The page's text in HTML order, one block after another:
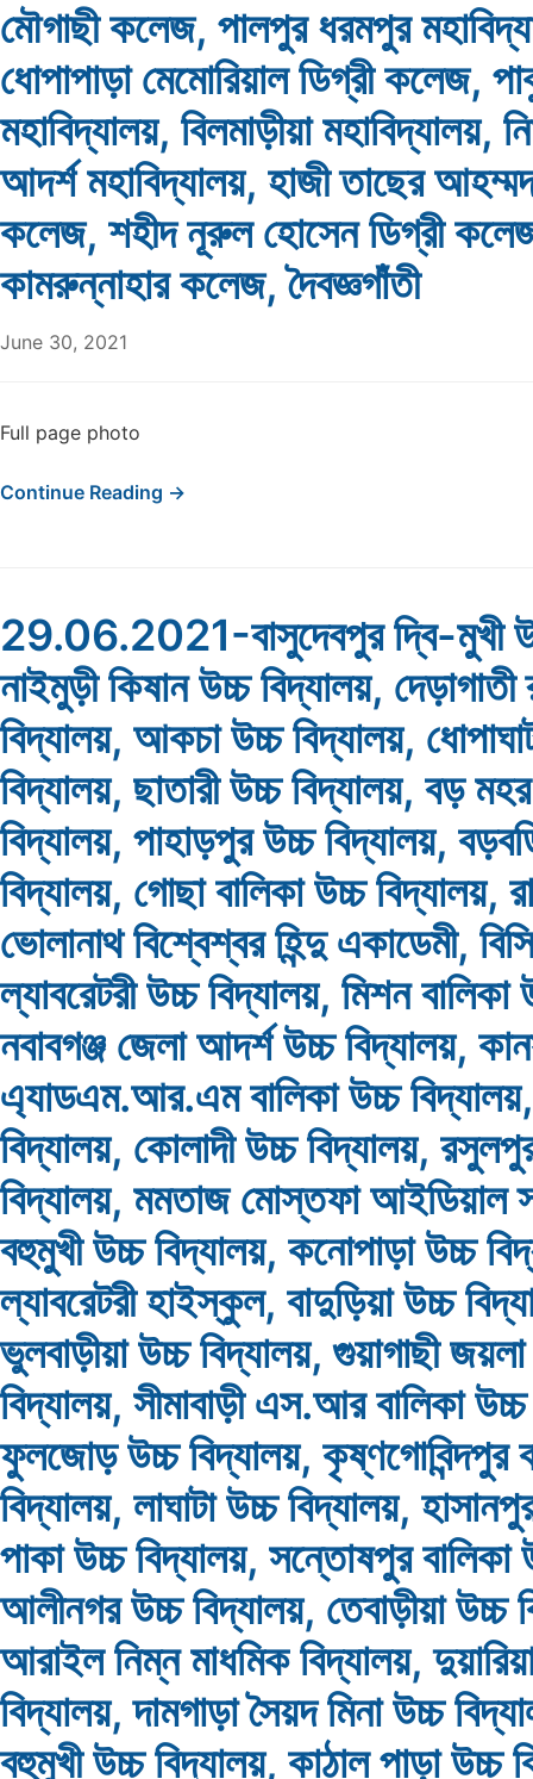
মৌগাছী কলেজ, পালপুর ধরমপুর
ধোপাপাড়া মেমোরিয়াল ডিগ্রী কলেজ,
মহাবিদ্যালয়, বিলমাড়ীয়া মহাবিদ্যালয়,
আদর্শ মহাবিদ্যালয়, হাজী তাছের
কলেজ, শহীদ নূরুল হোসেন ডিগ্রী
কামরুন্নাহার কলেজ, দৈবজ্ঞগাঁতী
June 30, 2021
Full page photo
Continue Reading →
29.06.2021-বাসুদেবপুর দ্বি-মুখী
নাইমুড়ী কিষান উচ্চ বিদ্যালয়,
বিদ্যালয়, আকচা উচ্চ বিদ্যালয়,
বিদ্যালয়, ছাতারী উচ্চ বিদ্যালয়, বড়
বিদ্যালয়, পাহাড়পুর উচ্চ বিদ্যালয়,
বিদ্যালয়, গোছা বালিকা উচ্চ বিদ্যালয়,
ভোলানাথ বিশ্বেশ্বর হিন্দু একাডেমী,
ল্যাবরেটরী উচ্চ বিদ্যালয়, মিশন বালিকা
নবাবগঞ্জ জেলা আদর্শ উচ্চ বিদ্যালয়,
এ্যাডএম.আর.এম বালিকা উচ্চ
বিদ্যালয়, কোলাদী উচ্চ বিদ্যালয়,
বিদ্যালয়, মমতাজ মোস্তফা আইডিয়াল
বহুমুখী উচ্চ বিদ্যালয়, কনোপাড়া উচ্চ
ল্যাবরেটরী হাইস্কুল, বাদুড়িয়া উচ্চ
ভুলবাড়ীয়া উচ্চ বিদ্যালয়, গুয়াগাছী
বিদ্যালয়, সীমাবাড়ী এস.আর বালিকা
ফুলজোড় উচ্চ বিদ্যালয়, কৃষ্ণগোবিন্দপুর
বিদ্যালয়, লাঘাটা উচ্চ বিদ্যালয়,
পাকা উচ্চ বিদ্যালয়, সন্তোষপুর বালিকা
আলীনগর উচ্চ বিদ্যালয়, তেবাড়ীয়া উচ্চ
আরাইল নিম্ন মাধমিক বিদ্যালয়,
বিদ্যালয়, দামগাড়া সৈয়দ মিনা উচ্চ
বহুমুখী উচ্চ বিদ্যালয়, কাঠাল পাড়া উচ্চ